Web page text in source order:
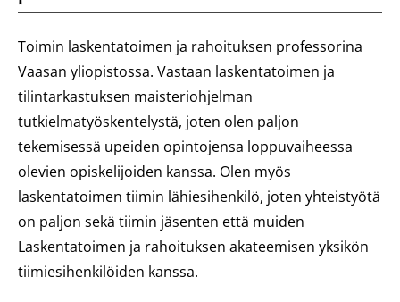
Toimin laskentatoimen ja rahoituksen professorina
Vaasan yliopistossa. Vastaan laskentatoimen ja
tilintarkastuksen maisteriohjelman
tutkielmatyöskentelystä, joten olen paljon
tekemisessä upeiden opintojensa loppuvaiheessa
olevien opiskelijoiden kanssa. Olen myös
laskentatoimen tiimin lähiesihenkilö, joten yhteistyötä
on paljon sekä tiimin jäsenten että muiden
Laskentatoimen ja rahoituksen akateemisen yksikön
tiimiesihenkilöiden kanssa.